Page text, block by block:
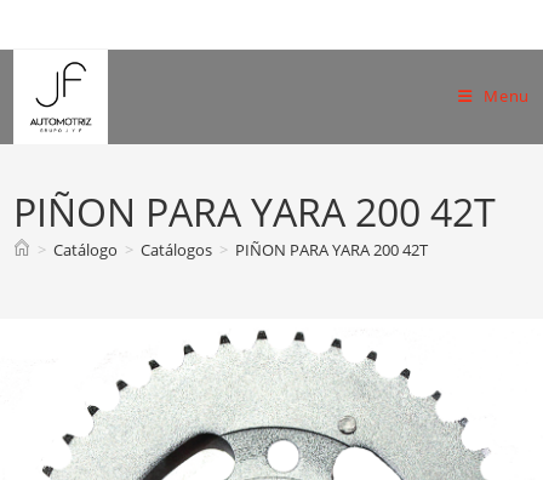
to
content
Menu
PIÑON PARA YARA 200 42T
> Catálogo > Catálogos > PIÑON PARA YARA 200 42T